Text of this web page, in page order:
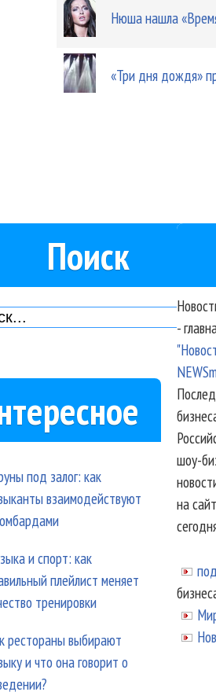
Нюша нашла
«Три дня дождя»
Поиск
под залог: как
взаимодействуют
и спорт: как
плейлист меняет
тренировки
рестораны выбирают
и что она говорит о
-
шоу-
на